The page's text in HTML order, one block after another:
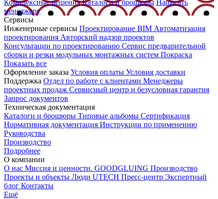
Комплексные решения Каталоги и брошюры Написать
менеджеру
Сервисы
Инженерные сервисы Проектирование BIM Автоматизация
проектирования Авторский надзор проектов
Консультации по проектированию Сервис предварительной
сборки и резки модульных монтажных систем Покраска
Показать все
Оформление заказа Условия оплаты Условия доставки
Поддержка Отдел по работе с клиентами Менеджеры
проектных продаж Сервисный центр и безусловная гарантия
Запрос документов
Техническая документация
Каталоги и брошюры Типовые альбомы Сертификация
Нормативная документация Инструкции по применению
Руководства
Производство
Подробнее
О компании
О нас Миссия и ценности. GOODGLUING Производство
Проекты и объекты Люди UTECH Пресс-центр Экспертный
блог Контакты
Ещё